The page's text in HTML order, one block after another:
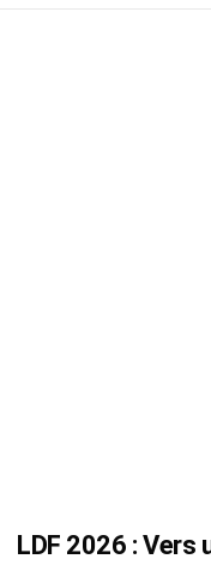
LDF 2026 : Vers